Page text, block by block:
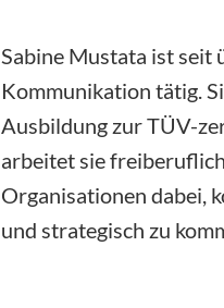
Sabine Mustata ist seit
Kommunikation tätig.
Ausbildung zur TÜV-
arbeitet sie
Organisationen dabei,
und strategisch zu